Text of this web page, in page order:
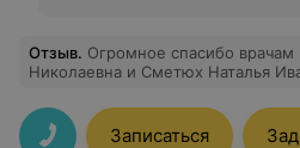
Отзыв. Огромное спасибо
Николаевна и Сметюх Наталья
уровне. Спасибо Вам большое за
Записаться